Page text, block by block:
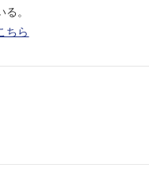
。
ちら